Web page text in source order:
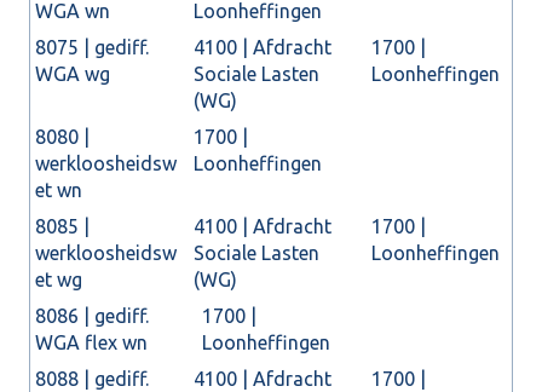
WGA wn
Loonheffingen
8075 | gediff.
WGA wg
4100 | Afdracht
Sociale Lasten
(WG)
1700 |
Loonheffingen
8080 |
werkloosheidsw
et wn
1700 |
Loonheffingen
8085 |
werkloosheidsw
et wg
4100 | Afdracht
Sociale Lasten
(WG)
1700 |
Loonheffingen
8086 | gediff.
WGA flex wn
1700 |
Loonheffingen
8088 | gediff.
4100 | Afdracht
1700 |